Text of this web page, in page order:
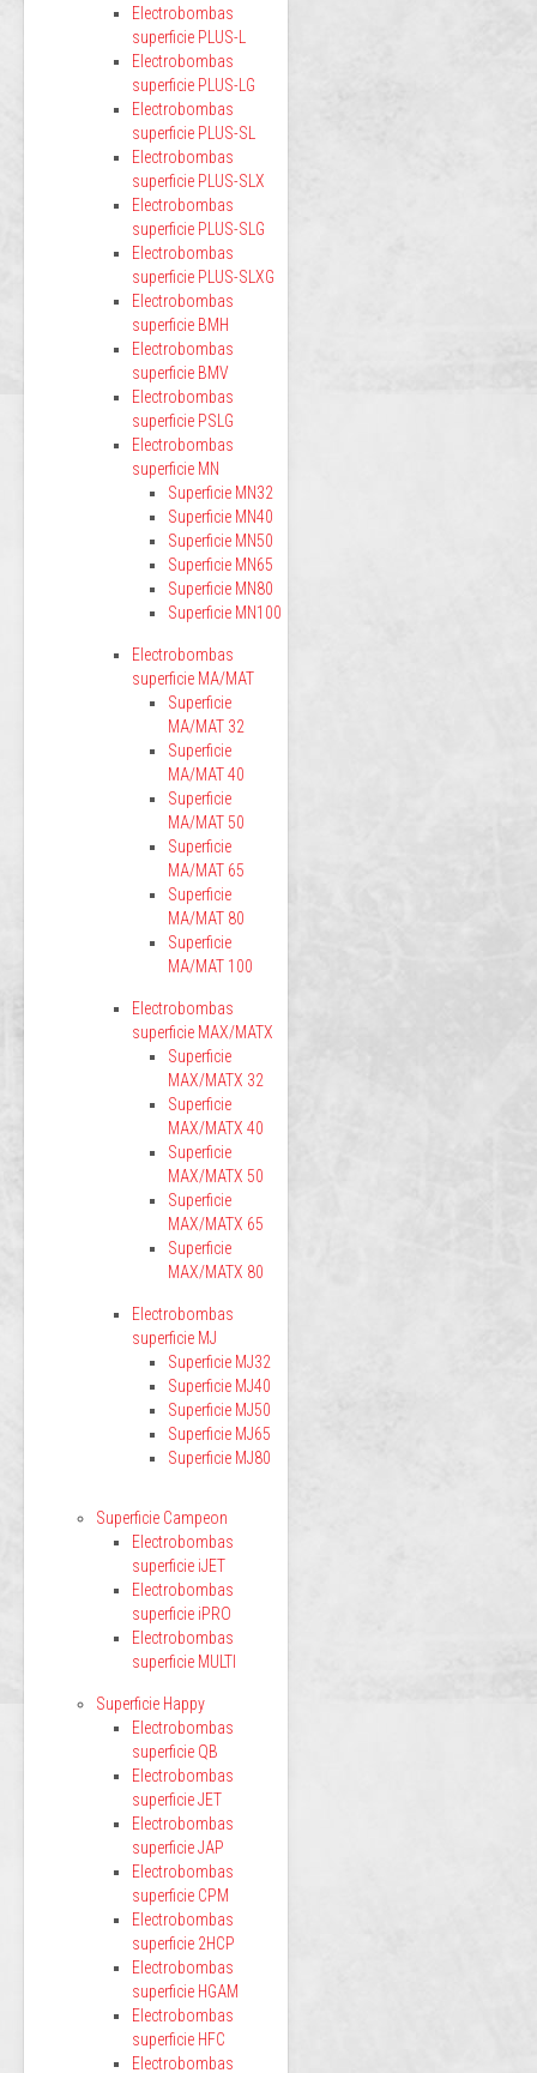
Electrobombas
superficie PLUS-L
Electrobombas
superficie PLUS-LG
Electrobombas
superficie PLUS-SL
Electrobombas
superficie PLUS-SLX
Electrobombas
superficie PLUS-SLG
Electrobombas
superficie PLUS-SLXG
Electrobombas
superficie BMH
Electrobombas
superficie BMV
Electrobombas
superficie PSLG
Electrobombas
superficie MN
Superficie MN32
Superficie MN40
Superficie MN50
Superficie MN65
Superficie MN80
Superficie MN100
Electrobombas
superficie MA/MAT
Superficie
MA/MAT 32
Superficie
MA/MAT 40
Superficie
MA/MAT 50
Superficie
MA/MAT 65
Superficie
MA/MAT 80
Superficie
MA/MAT 100
Electrobombas
superficie MAX/MATX
Superficie
MAX/MATX 32
Superficie
MAX/MATX 40
Superficie
MAX/MATX 50
Superficie
MAX/MATX 65
Superficie
MAX/MATX 80
Electrobombas
superficie MJ
Superficie MJ32
Superficie MJ40
Superficie MJ50
Superficie MJ65
Superficie MJ80
Superficie Campeon
Electrobombas
superficie iJET
Electrobombas
superficie iPRO
Electrobombas
superficie MULTI
Superficie Happy
Electrobombas
superficie QB
Electrobombas
superficie JET
Electrobombas
superficie JAP
Electrobombas
superficie CPM
Electrobombas
superficie 2HCP
Electrobombas
superficie HGAM
Electrobombas
superficie HFC
Electrobombas